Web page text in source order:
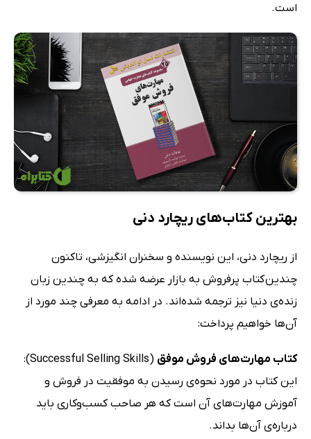
است.
بهترین کتاب‌های ریچارد دنی
از ریچارد دنی، این نویسنده و سخنران انگیزشی، تاکنون
چندین کتاب پرفروش به بازار عرضه شده که به چندین زبان
زنده‌ی دنیا نیز ترجمه شده‌اند. در ادامه به معرفی چند مورد از
آن‌ها خواهیم پرداخت:
کتاب مهارت‌های فروش موفق
(Successful Selling Skills):
این کتاب در مورد نحوه‌ی رسیدن به موفقیت در فروش و
آموزش مهارت‌های آن است که هر صاحب کسب‌وکاری باید
درباره‌ی آن‌ها بداند.